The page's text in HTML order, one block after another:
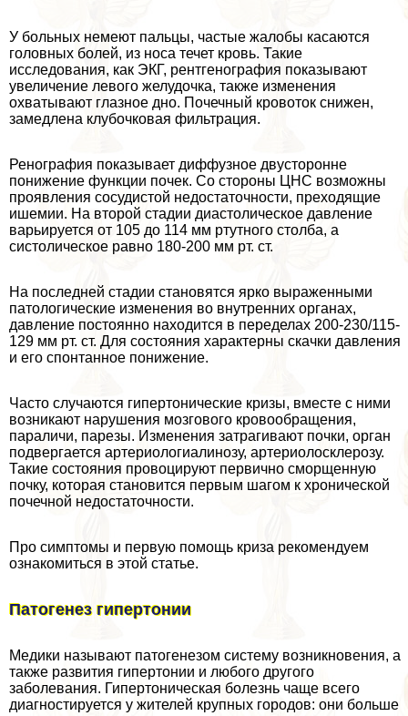
У больных немеют пальцы, частые жалобы касаются
головных болей, из носа течет кровь. Такие
исследования, как ЭКГ, рентгенография показывают
увеличение левого желудочка, также изменения
охватывают глазное дно. Почечный кровоток снижен,
замедлена клубочковая фильтрация.
Ренография показывает диффузное двусторонне
понижение функции почек. Со стороны ЦНС возможны
проявления сосудистой недостаточности, преходящие
ишемии. На второй стадии диастолическое давление
варьируется от 105 до 114 мм ртутного столба, а
систолическое равно 180-200 мм рт. ст.
На последней стадии становятся ярко выраженными
патологические изменения во внутренних органах,
давление постоянно находится в переделах 200-230/115-
129 мм рт. ст. Для состояния хаpaктерны скачки давления
и его спонтанное понижение.
Часто случаются гипертонические кризы, вместе с ними
возникают нарушения мозгового кровообращения,
параличи, парезы. Изменения затрагивают почки, орган
подвергается артериологиалинозу, артериолосклерозу.
Такие состояния провоцируют первично сморщенную
почку, которая становится первым шагом к хронической
почечной недостаточности.
Про симптомы и первую помощь криза рекомендуем
ознакомиться в этой статье.
Патогенез гипертонии
Медики называют патогенезом систему возникновения, а
также развития гипертонии и любого другого
заболевания. Гипертоническая болезнь чаще всего
диагностируется у жителей крупных городов: они больше